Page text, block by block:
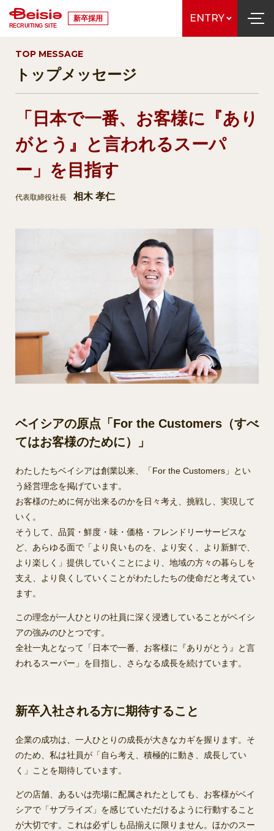
RECRUITING SITE
新卒採用 ENTRY
TOP MESSAGE
トップメッセージ
「日本で一番、お客様に『あり
がとう』と言われるスーパ
ー」を目指す
代表取締役社長 相木 孝仁
ベイシアの原点「For the Customers（すべ
てはお客様のために）」
わたしたちベイシアは創業以来、「For the Customers」とい
う経営理念を掲げています。
お客様のために何が出来るのかを日々考え、挑戦し、実現して
いく。
そうして、品質・鮮度・味・価格・フレンドリーサービスな
ど、あらゆる面で「より良いものを、より安く、より新鮮で、
より楽しく」提供していくことにより、地域の方々の暮らしを
支え、より良くしていくことがわたしたちの使命だと考えてい
ます。
この理念が一人ひとりの社員に深く浸透していることがベイシ
アの強みのひとつです。
全社一丸となって「日本で一番、お客様に『ありがとう』と言
われるスーパー」を目指し、さらなる成長を続けています。
新卒入社される方に期待すること
企業の成功は、一人ひとりの成長が大きなカギを握ります。そ
のため、私は社員が「自ら考え、積極的に動き、成長してい
く」ことを期待しています。
どの店舗、あるいは売場に配属されたとしても、お客様がベイ
シアで「サプライズ」を感じていただけるように行動すること
が大切です。これは必ずしも品揃えに限りません。ほかのスー